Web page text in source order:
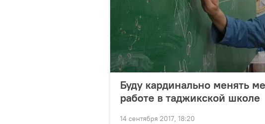
Буду кардинально менять
работе в таджикской школе
14 сентября 2017, 18:20